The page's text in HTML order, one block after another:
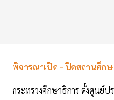
พิจารณาเปิด - ปิดสถานศึกษ
กระทรวงศึกษาธิการ ตั้งศูนย์ป